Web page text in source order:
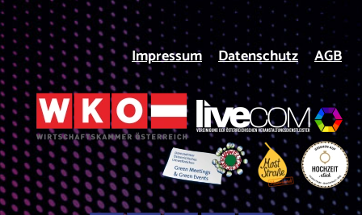
Impressum Datenschutz AGB